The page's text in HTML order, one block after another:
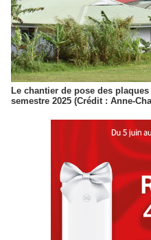
Le chantier de pose des
semestre 2025 (Crédit : Anne-